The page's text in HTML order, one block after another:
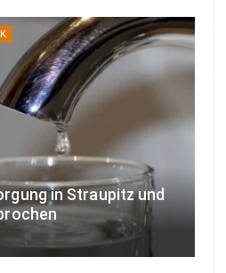
in Straupitz und